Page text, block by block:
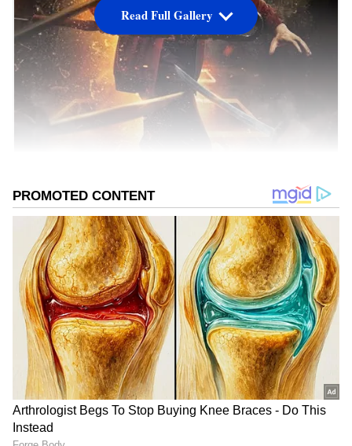
The Legend Movie Review
కథ:
డాక్టర్ శరవణన్ వైద్యరంగంలో అనేక కొత్త ఆవిష్కరణలు
చేస్తారు. తన మిత్రుడు డయాబెటిక్ కారణంగా
చనిపోవడంతో ఆయన ఈ మహమ్మారికి
ముందు కనిపెట్టాలని నిర్ణయం తీసుకుంటాడు. డాక్టర్
శరవణన్ నిర్ణయం మెడికల్ మాఫియా ప్రయోజనాలను
దెబ్బతీసేదిగా ఉంటుంది.దీంతో శరవణన్ చేసే ప్రయోగం
Read Full Gallery